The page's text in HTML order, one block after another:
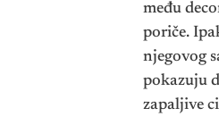
među
poriče.
njegovog
pokazuju
zapaljive